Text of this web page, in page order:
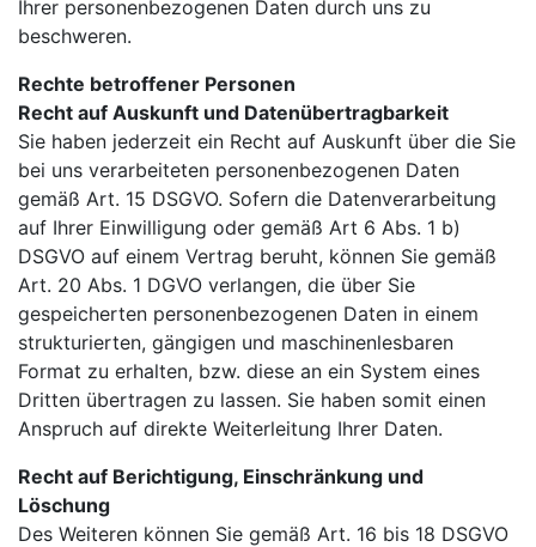
Ihrer personenbezogenen Daten durch uns zu
beschweren.
Rechte betroffener Personen
Recht auf Auskunft und Datenübertragbarkeit
Sie haben jederzeit ein Recht auf Auskunft über die Sie
bei uns verarbeiteten personenbezogenen Daten
gemäß Art. 15 DSGVO. Sofern die Datenverarbeitung
auf Ihrer Einwilligung oder gemäß Art 6 Abs. 1 b)
DSGVO auf einem Vertrag beruht, können Sie gemäß
Art. 20 Abs. 1 DGVO verlangen, die über Sie
gespeicherten personenbezogenen Daten in einem
strukturierten, gängigen und maschinenlesbaren
Format zu erhalten, bzw. diese an ein System eines
Dritten übertragen zu lassen. Sie haben somit einen
Anspruch auf direkte Weiterleitung Ihrer Daten.
Recht auf Berichtigung, Einschränkung und
Löschung
Des Weiteren können Sie gemäß Art. 16 bis 18 DSGVO